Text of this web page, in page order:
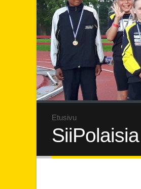
Etusivu